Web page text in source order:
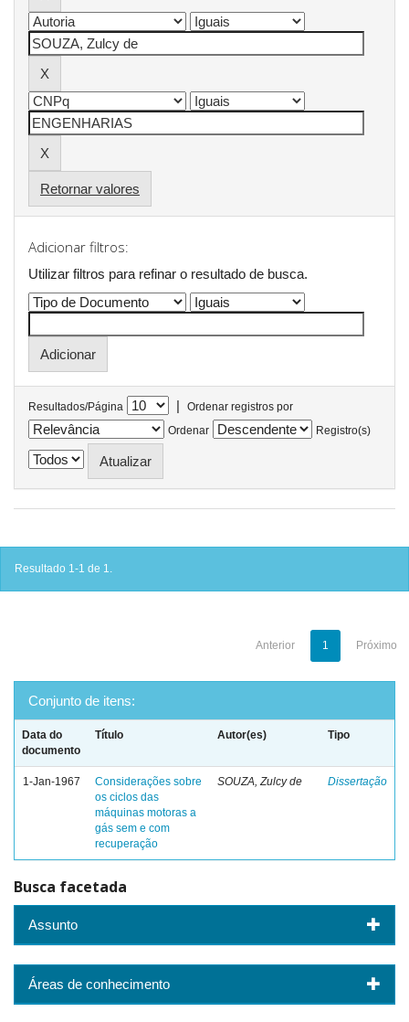
Retornar valores
Adicionar filtros:
Utilizar filtros para refinar o resultado de busca.
Resultados/Página |
Ordenar registros por
Ordenar
Registro(s)
Resultado 1-1 de 1.
Anterior 1 Próximo
Conjunto de itens:
Data do
documento
Título Autor(es) Tipo
1-Jan-1967
Considerações sobre
os ciclos das
máquinas motoras a
gás sem e com
recuperação
SOUZA, Zulcy de Dissertação
Busca facetada
Assunto
Áreas de conhecimento